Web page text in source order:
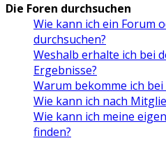
Die Foren durchsuchen
Wie kann ich ein Forum
durchsuchen?
Weshalb erhalte ich bei
Ergebnisse?
Warum bekomme ich bei
Wie kann ich nach
Wie kann ich meine
finden?